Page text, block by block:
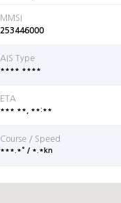
MMSI
253446000
AIS Type
**** ****
ETA
*** **, **:**
Course / Speed
***.*° / *.*kn